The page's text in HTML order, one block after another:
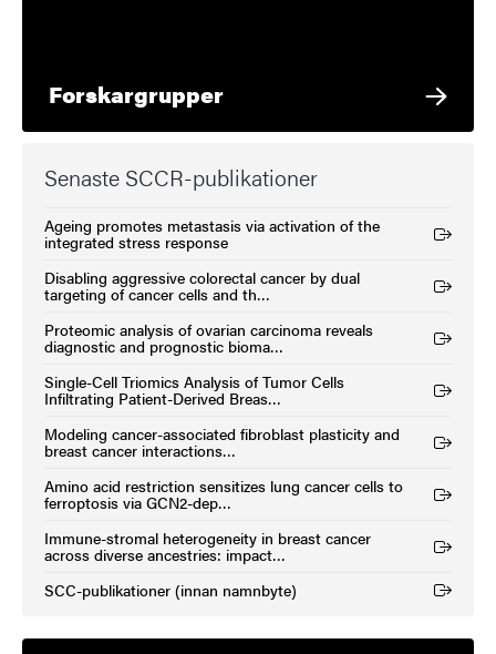
Forskargrupper
Senaste SCCR-publikationer
Ageing promotes metastasis via activation of the
integrated stress response
(Extern länk)
Disabling aggressive colorectal cancer by dual
targeting of cancer cells and th…
(Extern länk)
Proteomic analysis of ovarian carcinoma reveals
diagnostic and prognostic bioma…
(Extern länk)
Single-Cell Triomics Analysis of Tumor Cells
Infiltrating Patient-Derived Breas…
(Extern länk)
Modeling cancer-associated fibroblast plasticity and
breast cancer interactions…
(Extern länk)
Amino acid restriction sensitizes lung cancer cells to
ferroptosis via GCN2-dep…
(Extern länk)
Immune-stromal heterogeneity in breast cancer
across diverse ancestries: impact…
(Extern länk)
SCC-publikationer (innan namnbyte)
(Extern länk)